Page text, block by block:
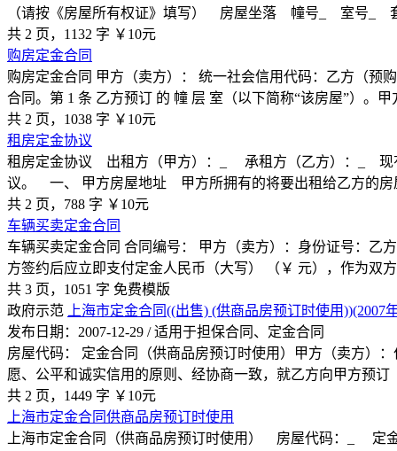
（请按《房屋所有权证》填写） 房屋坐落 幢号_ 室号_
共 2 页，1132 字 ￥10元
购房定金合同
购房定金合同 甲方（卖方）： 统一社会信用代码：乙方（预
合同。第 1 条 乙方预订 的 幢 层 室（以下简称“该房屋”）。甲
共 2 页，1038 字 ￥10元
租房定金协议
租房定金协议 出租方（甲方）：_ 承租方（乙方）：_ 现
议。 一、 甲方房屋地址 甲方所拥有的将要出租给乙方的房
共 2 页，788 字 ￥10元
车辆买卖定金合同
车辆买卖定金合同 合同编号： 甲方（卖方）：身份证号：乙
方签约后应立即支付定金人民币（大写） （￥ 元），作为双
共 3 页，1051 字 免费模版
政府示范
上海市定金合同((出售) (供商品房预订时使用))(2007
发布日期：2007-12-29 / 适用于担保合同、定金合同
房屋代码： 定金合同（供商品房预订时使用）甲方（卖方）
愿、公平和诚实信用的原则、经协商一致，就乙方向甲方预订
共 2 页，1449 字 ￥10元
上海市定金合同供商品房预订时使用
上海市定金合同（供商品房预订时使用） 房屋代码：